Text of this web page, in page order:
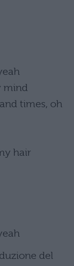
mind
times, oh
hair
del